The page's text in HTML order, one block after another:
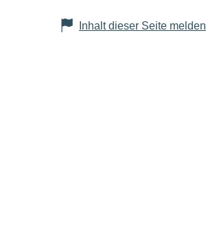
Inhalt dieser Seite melden